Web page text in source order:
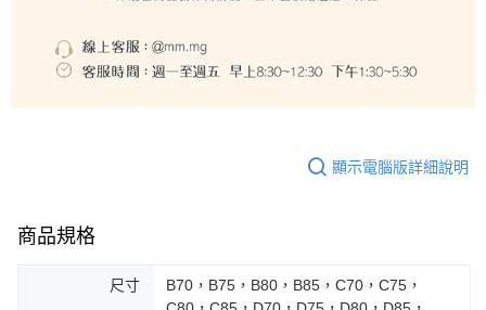
顯示電腦版詳細說明
商品規格
尺寸
B70，B75，B80，B85，C70，C75，